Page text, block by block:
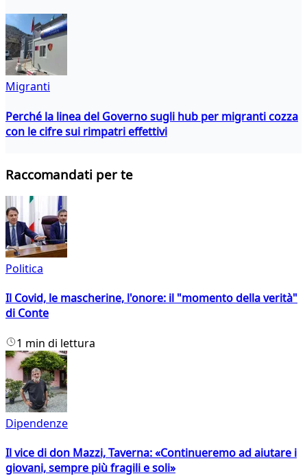
Migranti
Perché la linea del Governo sugli hub per migranti cozza
con le cifre sui rimpatri effettivi
Raccomandati per te
Politica
Il Covid, le mascherine, l'onore: il "momento della verità"
di Conte
1 min di lettura
Dipendenze
Il vice di don Mazzi, Taverna: «Continueremo ad aiutare i
giovani, sempre più fragili e soli»